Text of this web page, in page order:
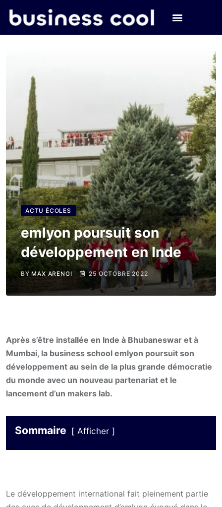
ACTU ÉCOLES
emlyon poursuit son
développement en Inde
BYMAX ARENGI 25 OCTOBRE 2022
Après s’être installée en Inde à Bhubaneswar et à
Mumbai, la business school emlyon poursuit son
développement au sein de la plus grande démocratie
du monde avec un nouveau partenariat et le
lancement d’un makers lab.
Sommaire Afficher
Le développement international fait pleinement partie